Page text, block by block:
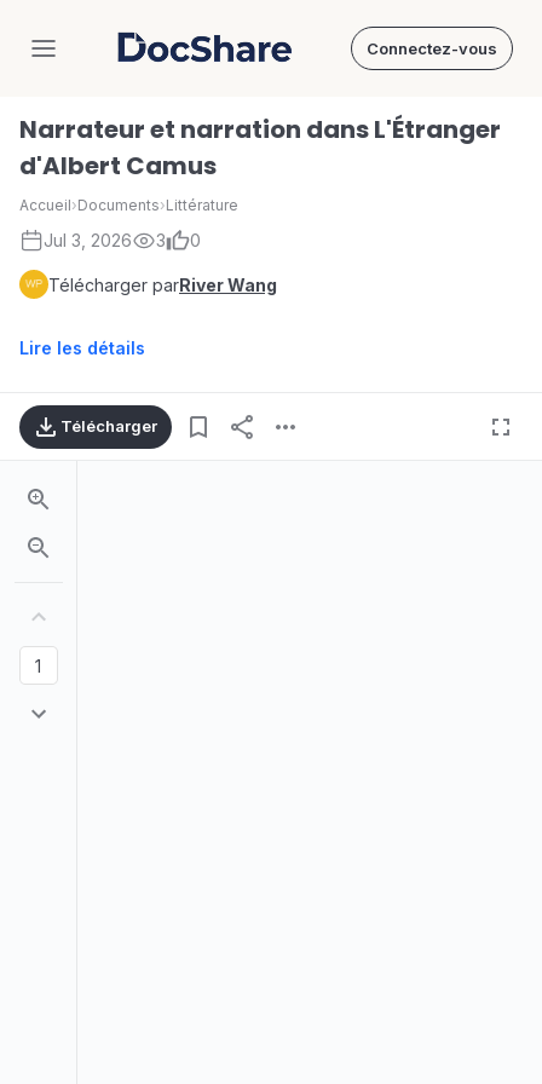
DocShare Connectez-vous
Narrateur et narration dans L'Étranger
d'Albert Camus
Accueil›Documents›Littérature
Jul 3, 2026 3 0
Télécharger parRiver Wang
Lire les détails
Télécharger